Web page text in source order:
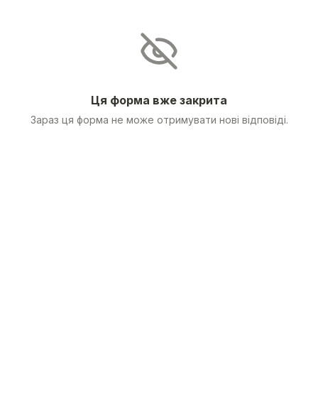
Ця форма вже закрита
Зараз ця форма не може отримувати нові відповіді.